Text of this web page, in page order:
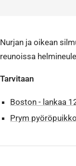
Nurjan ja oikean
reunoissa
Tarvitaan
Boston - lankaa
Prym